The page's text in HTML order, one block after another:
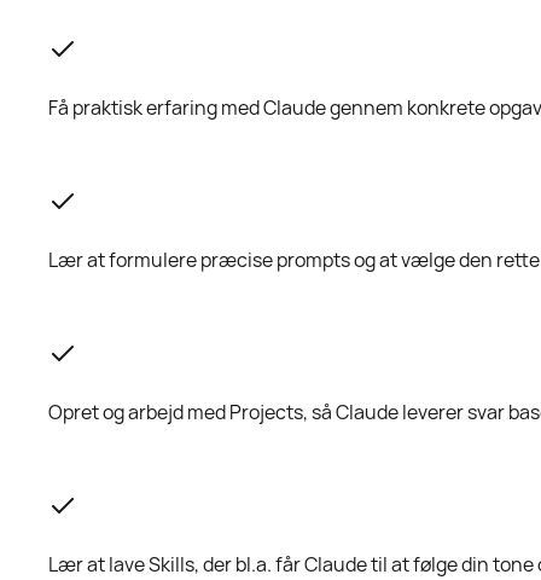
Få praktisk erfaring med Claude gennem konkrete
Lær at formulere præcise prompts og at vælge den
Opret og arbejd med Projects, så Claude leverer svar
Lær at lave Skills, der bl.a. får Claude til at følge din